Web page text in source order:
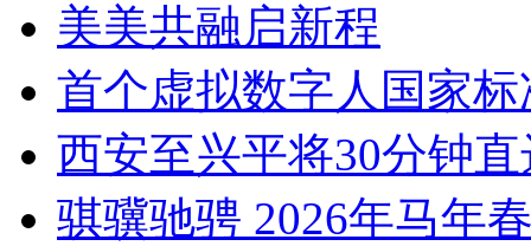
美美共融启新程
首个虚拟数字人国家
西安至兴平将30分钟直
骐骥驰骋 2026年马年